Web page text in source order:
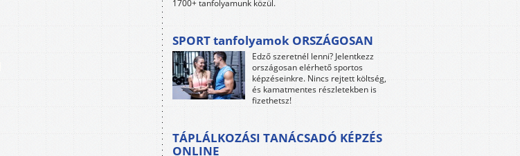
1700+ tanfolyamunk közül.
SPORT tanfolyamok ORSZÁGOSAN
Edző szeretnél lenni? Jelentkezz
országosan elérhető sportos
képzéseinkre. Nincs rejtett költség,
és kamatmentes részletekben is
fizethetsz!
TÁPLÁLKOZÁSI TANÁCSADÓ KÉPZÉS
ONLINE